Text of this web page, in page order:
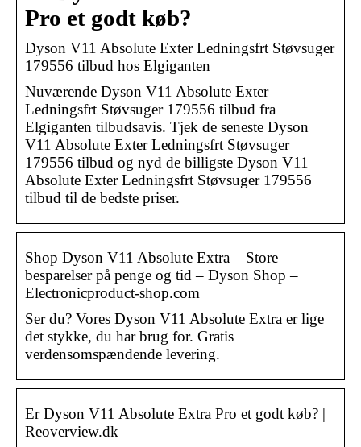
Pro et godt køb?
Dyson V11 Absolute Exter Ledningsfrt Støvsuger
179556 tilbud hos Elgiganten
Nuværende Dyson V11 Absolute Exter
Ledningsfrt Støvsuger 179556 tilbud fra
Elgiganten tilbudsavis. Tjek de seneste Dyson
V11 Absolute Exter Ledningsfrt Støvsuger
179556 tilbud og nyd de billigste Dyson V11
Absolute Exter Ledningsfrt Støvsuger 179556
tilbud til de bedste priser.
Shop Dyson V11 Absolute Extra – Store
besparelser på penge og tid – Dyson Shop –
Electronicproduct-shop.com
Ser du? Vores Dyson V11 Absolute Extra er lige
det stykke, du har brug for. Gratis
verdensomspændende levering.
Er Dyson V11 Absolute Extra Pro et godt køb? |
Reoverview.dk